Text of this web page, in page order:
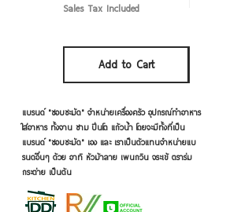
Sales Tax Included
Add to Cart
แบรนด์ "ชอบชะมัด" จำหน่ายเครื่องครัว อุปกรณ์ทำอาหาร
ใส่อาหาร ทั้งจาน ชาม ปิ่นโต แก้วน้ำ โดยจะมีทั้งที่เป็น
แบรนด์ "ชอบชะมัด" เอง และ เราเป็นตัวแทนจำหน่ายแบ
รนด์อื่นๆ ด้วย อาทิ หัวม้าลาย เพนกวิน จระเข้ ตราร่ม
กระต่าย เป็นต้น